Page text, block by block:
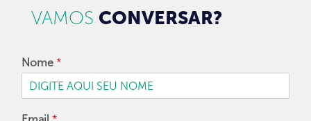
VAMOS CONVERSAR?
Nome *